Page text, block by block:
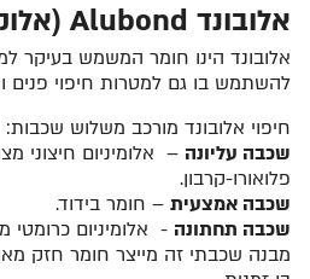
אלובונד Alubond
אלובונד הינו חומר המשמש בעיקר
להשתמש בו גם למטרות חיפוי פנים
חיפוי אלובונד מורכב משלוש שכבות:
שכבה עליונה – אלומיניום חיצוני
פלואורו-קרבון.
שכבה אמצעית – חומר בידוד.
שכבה תחתונה - אלומיניום כרומטי
מבנה שכבתי זה מייצר חומר חזק